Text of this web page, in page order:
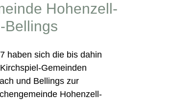
Hohenzell-
Bellings
haben sich die bis dahin
Gemeinden
und Bellings zur
Hohenzell-